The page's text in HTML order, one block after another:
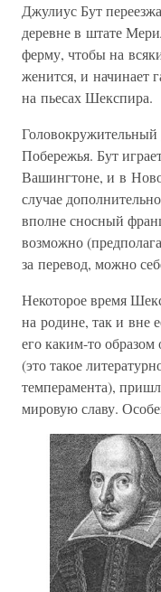
Джулиус Бут
деревне в штате
ферму, чтобы на
женится, и начинает
на пьесах Шекспира.
Головокружительный
Побережья. Бут
Вашингтоне, и в
случае
вполне сносный
возможно
за перевод, можно
Некоторое время
на родине, так и вне
его каким-то
(это такое
темперамента),
мировую славу.